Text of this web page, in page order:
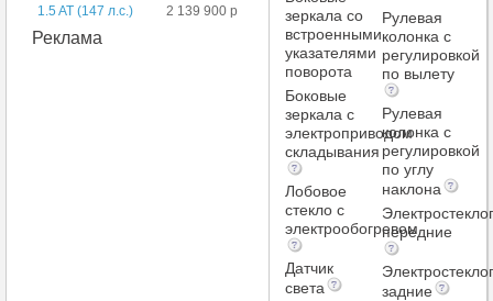
2 139 900 р
1.5 AT (147 л.с.)
Реклама
зеркала со
встроенными
указателями
поворота
Боковые
зеркала с
электроприводом
складывания
Лобовое
стекло с
электрообогревом
Датчик
света
Рулевая
колонка c
регулировкой
по вылету
Рулевая
колонка c
регулировкой
по углу
наклона
передние
задние